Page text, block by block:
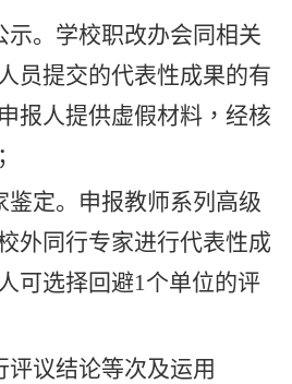
示。学校职改办会同相关
员提交的代表性成果的有
申报人提供虚假材料，经核
鉴定。申报教师系列高级
外同行专家进行代表性成
可选择回避1个单位的评
评议结论等次及运用